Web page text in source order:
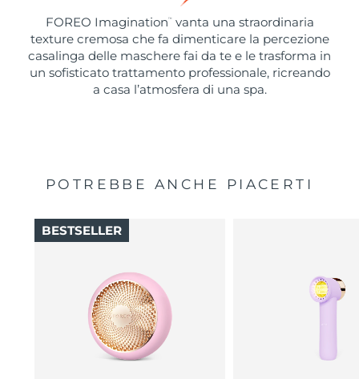
FOREO Imagination ™
vanta una straordinaria
texture cremosa che fa dimenticare la percezione
casalinga delle maschere fai da te e le trasforma in
un sofisticato trattamento professionale, ricreando
a casa l’atmosfera di una spa.
POTREBBE ANCHE PIACERTI
BESTSELLER